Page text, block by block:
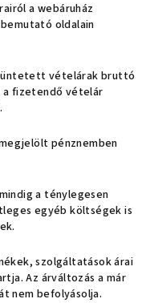
a webáruház
oldalain
vételárak bruttó
fizetendő vételár
pénznemben
a ténylegesen
egyéb költségek is
szolgáltatások árai
Az árváltozás a már
nem befolyásolja.